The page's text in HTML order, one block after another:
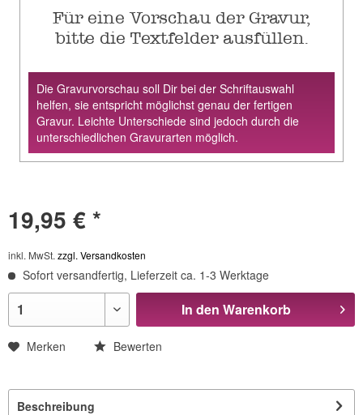
Für eine Vorschau der Gravur,
bitte die Textfelder ausfüllen.
Die Gravurvorschau soll Dir bei der Schriftauswahl
helfen, sie entspricht möglichst genau der fertigen
Gravur. Leichte Unterschiede sind jedoch durch die
unterschiedlichen Gravurarten möglich.
19,95 € *
inkl. MwSt. zzgl. Versandkosten
Sofort versandfertig, Lieferzeit ca. 1-3 Werktage
In den Warenkorb
Merken Bewerten
Beschreibung